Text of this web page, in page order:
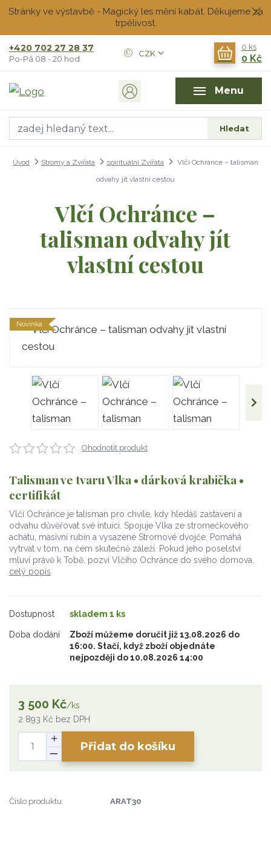
Stránky ve výstavbě - Magický les mění kabát. Děkujeme za
trpělivost.
Menu
CZK
Hledat
+420 702 27 28 37
Po-Pá 08 - 20 hod
0 ks
0 Kč
Úvod Stromy a Zvířata spirituální Zvířata
Vlčí Ochránce – talisman
odvahy jít vlastní cestou
Vlčí Ochránce –
talisman odvahy jít
vlastní cestou
Novinka
Ohodnotit produkt
Talisman ve tvaru Vlka • dárková krabička •
certifikát
Vlčí Ochránce je talisman pro chvíle, kdy hledáš zastavení a
odvahu důvěřovat své intuici. Spojuje Vlka ze stromečkového
achátu, masivní rubín a vysazené Stromové dvojče. Pomáhá
vytrvat v tom, na čem skutečně záleží. Pokud jeho poselství
mluví právě k Tobě, pozvi Vlčího Ochránce do svého domova.
celý popis
Dostupnost skladem 1 ks
Doba dodání
Zboží můžeme doručit již 13.08.2026 do
16:00. Stačí, když zboží objednáte
nejpozději do 10.08.2026 14:00
3 500 Kč/ks
2 893 Kč bez DPH
Přidat do košíku
Číslo produktu: ARAT30